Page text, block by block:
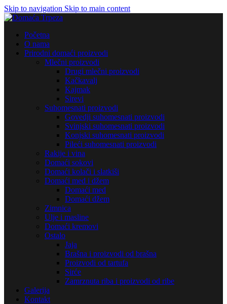
Skip to navigation Skip to main content
Početna
O nama
Prirodni domaći proizvodi
Mlečni proizvodi
Drugi mlečni proizvodi
Kačkavalj
Kajmak
Sirevi
Suhomesnati proizvodi
Govedji suhomesnati proizvodi
Svinjski suhomesnati proizvodi
Konjski suhomesnati proizvodi
Pileći suhomesnati proizvodi
Rakije i vina
Domaći sokovi
Domaći kolači i slatkiši
Domaći med i džem
Domaći med
Domaći džem
Zimnica
Ulje i masline
Domaći kremovi
Ostalo
Jaja
Brašna i proizvodi od brašna
Proizvodi od tartufa
Sirće
Zamrznuta riba i proizvodi od ribe
Galerija
Kontakt